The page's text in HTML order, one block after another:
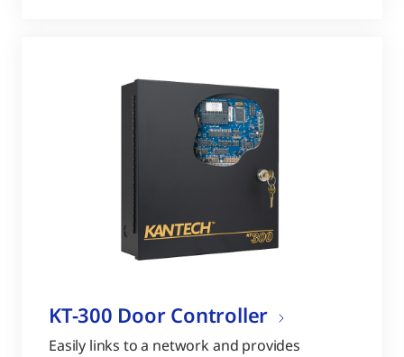
KT-300 Door Controller
Easily links to a network and provides